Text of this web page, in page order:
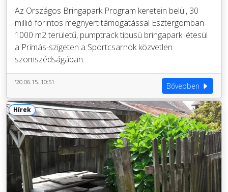
Az Országos Bringapark Program keretein belül, 30
millió forintos megnyert támogatással Esztergomban
1000 m2 területű, pumptrack típusú bringapark létesül
a Prímás-szigeten a Sportcsarnok közvetlen
szomszédságában.
'20.06.15. 10:51 Bővebben
Hírek